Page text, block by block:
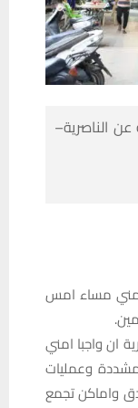
الناصرية–
مساء امس
ان واجبا امني
وعمليات
واماكن تجمع